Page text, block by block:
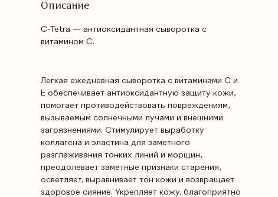
Описание
C-Tetra — антиоксидантная сыворотка с
витамином С.
Легкая ежедневная сыворотка с витаминами С и
Е обеспечивает антиоксидантную защиту кожи,
помогает противодействовать повреждениям,
вызываемым солнечными лучами и внешними
загрязнениями. Стимулирует выработку
коллагена и эластина для заметного
разглаживания тонких линий и морщин,
преодолевает заметные признаки старения,
осветляет, выравнивает тон кожи и возвращает
здоровое сияние. Укрепляет кожу, благоприятно